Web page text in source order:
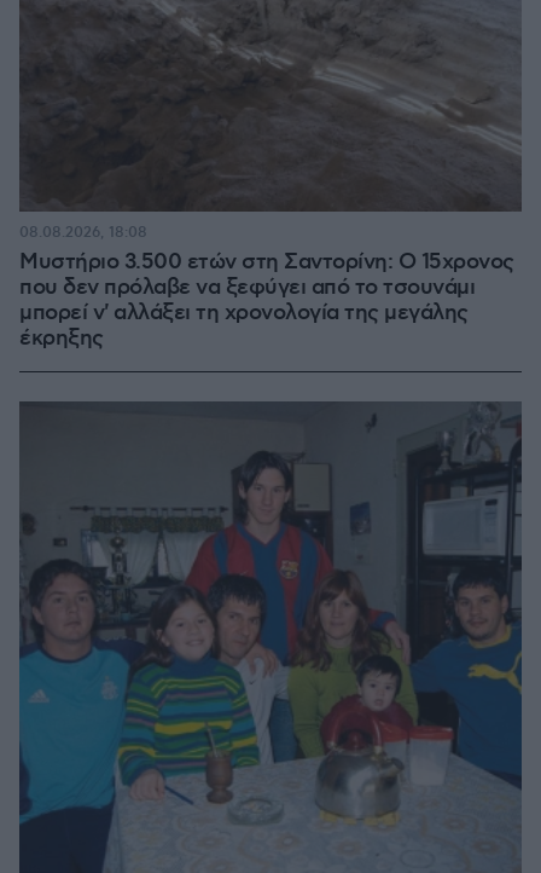
Μυστήριο 3.500 ετών στη Σαντορίνη: Ο 15χρονος
που δεν πρόλαβε να ξεφύγει από το τσουνάμι
μπορεί ν' αλλάξει τη χρονολογία της μεγάλης
έκρηξης
08.08.2026, 18:08